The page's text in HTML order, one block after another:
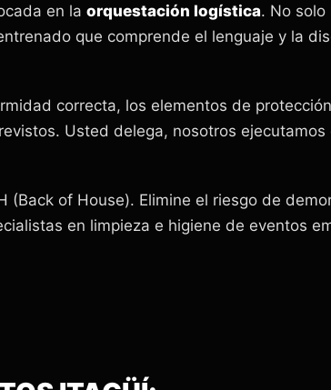
en la orquestación logística. No solo
que comprende el lenguaje y la
correcta, los elementos de
Usted delega, nosotros
(Back of House). Elimine el riesgo de
en limpieza e higiene de eventos